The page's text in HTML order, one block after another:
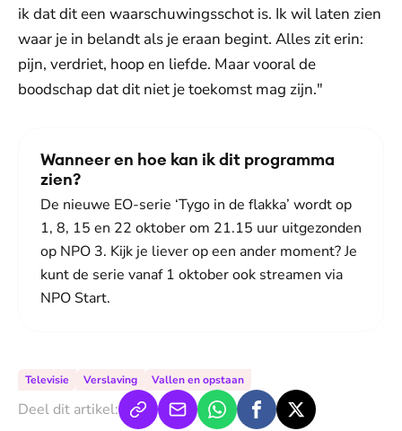
ik dat dit een waarschuwingsschot is. Ik wil laten zien
waar je in belandt als je eraan begint. Alles zit erin:
pijn, verdriet, hoop en liefde. Maar vooral de
boodschap dat dit niet je toekomst mag zijn."
Wanneer en hoe kan ik dit programma
zien?
De nieuwe EO-serie ‘Tygo in de flakka’ wordt op
1, 8, 15 en 22 oktober om 21.15 uur uitgezonden
op NPO 3. Kijk je liever op een ander moment? Je
kunt de serie vanaf 1 oktober ook streamen via
NPO Start.
Televisie Verslaving Vallen en opstaan
Deel dit artikel: